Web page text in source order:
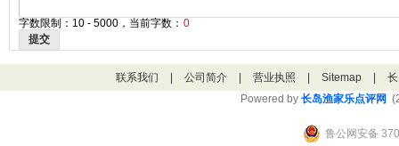
字数限制：10 - 5000，当前字数： 0
提交
联系我们 公司简介 营业执照 Sitemap
Powered by 长岛渔家乐点评网
鲁公网安备